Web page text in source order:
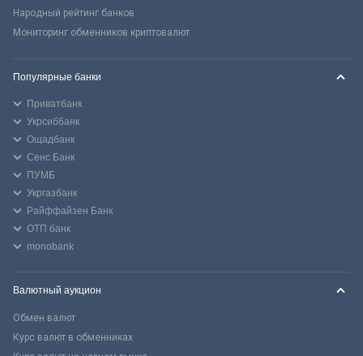
Народный рейтинг банков
Мониторинг обменников криптовалют
Популярные банки
Приватбанк
Укрсиббанк
Ощадбанк
Сенс Банк
ПУМБ
Укргазбанк
Райффайзен Банк
ОТП банк
monobank
Валютный аукцион
Обмен валют
Курс валют в обменниках